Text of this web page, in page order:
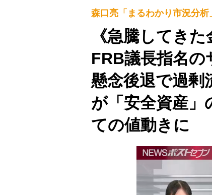
森口亮「まるわかり市況分析
《急騰してき
FRB議長指名
懸念後退で過
が「安全資産」
ての値動きに